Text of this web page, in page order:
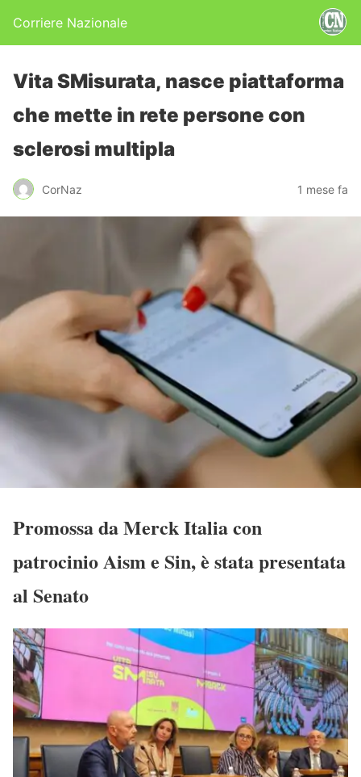
Corriere Nazionale
Vita SMisurata, nasce piattaforma
che mette in rete persone con
sclerosi multipla
CorNaz 1 mese fa
Promossa da Merck Italia con
patrocinio Aism e Sin, è stata presentata
al Senato